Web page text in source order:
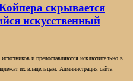
скрывается
искусственный
и предоставляются исключительно в
их владельцам. Администрация сайта